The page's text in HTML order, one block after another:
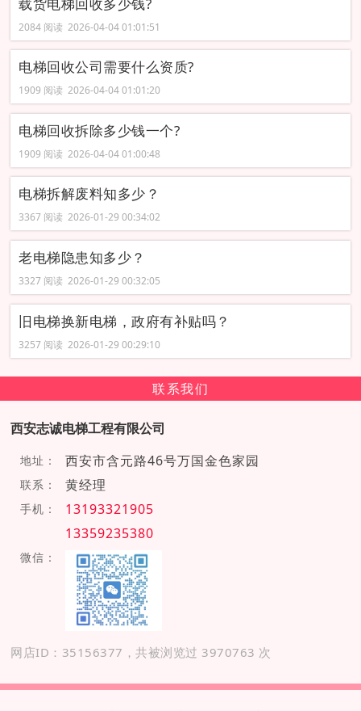
2084 阅读 2026-04-04 01:01:51
电梯回收公司需要什么资质?
1909 阅读 2026-04-04 01:01:20
电梯回收拆除多少钱一个?
1909 阅读 2026-04-04 01:00:48
电梯拆解废料知多少？
3367 阅读 2026-01-29 00:34:02
老电梯隐患知多少？
3327 阅读 2026-01-29 00:32:05
旧电梯换新电梯，政府有补贴吗？
3257 阅读 2026-01-29 00:29:10
联系我们
西安志诚电梯工程有限公司
地址： 西安市含元路46号万国金色家园
联系： 黄经理
手机：
13193321905
13359235380
微信：
网店ID：35156377，共被浏览过 3970763 次